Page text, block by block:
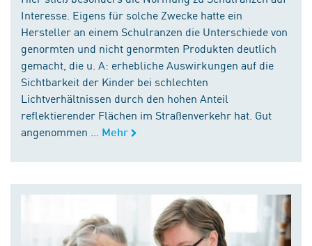
Interesse. Eigens für solche Zwecke hatte ein
Hersteller an einem Schulranzen die Unterschiede von
genormten und nicht genormten Produkten deutlich
gemacht, die u. A: erhebliche Auswirkungen auf die
Sichtbarkeit der Kinder bei schlechten
Lichtverhältnissen durch den hohen Anteil
reflektierender Flächen im Straßenverkehr hat. Gut
angenommen ...
Mehr